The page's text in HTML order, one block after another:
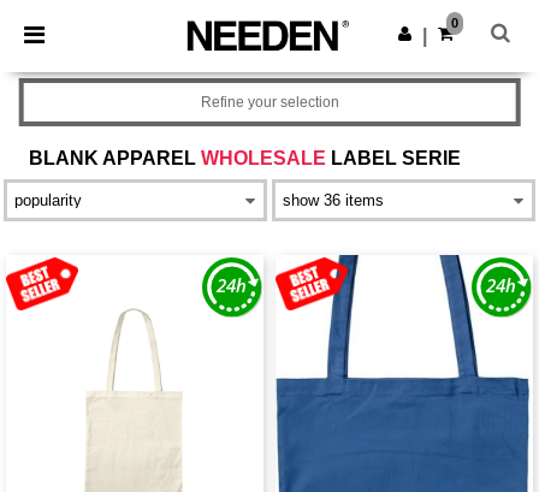
× Aplikacja Needen
Lepsze ceny w aplikacji!
Pobierz app
0
BLANK APPAREL WHOLESALE LABEL SERIE
Refine your selection